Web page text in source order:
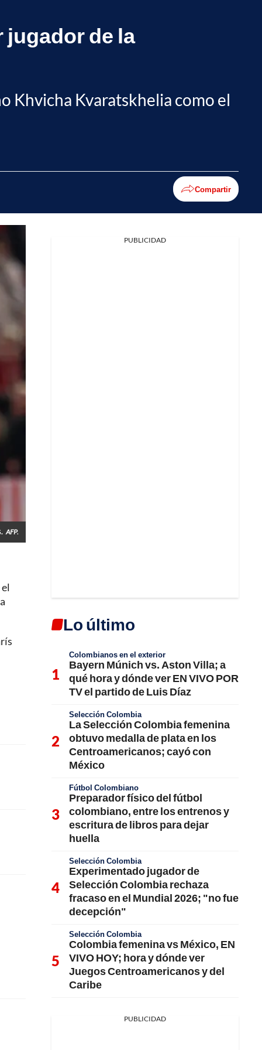
jugador de la
Khvicha Kvaratskhelia como el
Compartir
AFP.
PUBLICIDAD
Lo último
Colombianos en el exterior
Bayern Múnich vs. Aston Villa; a
qué hora y dónde ver EN VIVO POR
TV el partido de Luis Díaz
Selección Colombia
La Selección Colombia femenina
obtuvo medalla de plata en los
Centroamericanos; cayó con
México
Fútbol Colombiano
Preparador físico del fútbol
colombiano, entre los entrenos y
escritura de libros para dejar
huella
Selección Colombia
Experimentado jugador de
Selección Colombia rechaza
fracaso en el Mundial 2026; "no fue
decepción"
Selección Colombia
Colombia femenina vs México, EN
VIVO HOY; hora y dónde ver
Juegos Centroamericanos y del
Caribe
PUBLICIDAD